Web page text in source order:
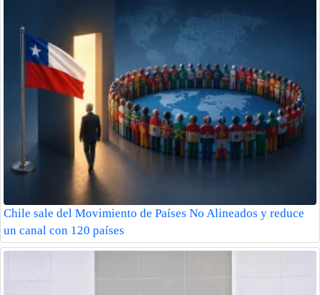
Chile sale del Movimiento de Países No Alineados y reduce
un canal con 120 países